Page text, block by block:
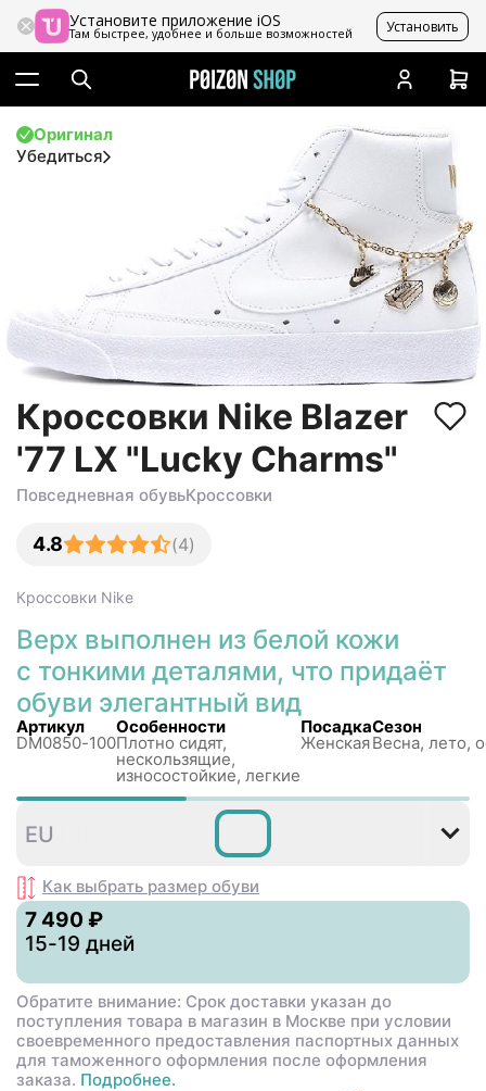
Установите приложение iOS
Там быстрее, удобнее и больше возможностей Установить
Оригинал
Убедиться
Кроссовки Nike Blazer
'77 LX "Lucky Charms"
Повседневная обувьКроссовки
4.8 (4)
Кроссовки Nike
Верх выполнен из белой кожи
с тонкими деталями, что придаёт
обуви элегантный вид
Артикул
DM0850-100
Особенности
Плотно сидят,
нескользящиe,
износостойкие, легкие
Посадка
Женская
Сезон
Весна, лето,
38
EU
Как выбрать размер обуви
7 490 ₽
15-19 дней
Обратите внимание: Срок доставки указан до
поступления товара в магазин в Москве при условии
своевременного предоставления паспортных данных
для таможенного оформления после оформления
заказа. Подробнее.